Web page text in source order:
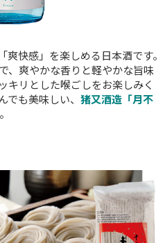
快感」を楽しめる日本酒です。
、爽やかな香りと軽やかな旨味
キリとした喉ごしをお楽しみく
も美味しい、 猪又酒造「月不